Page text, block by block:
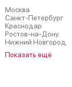
Москва
Санкт-Петербург
Краснодар
Ростов-на-Дону
Нижний Новгород
Показать ещё